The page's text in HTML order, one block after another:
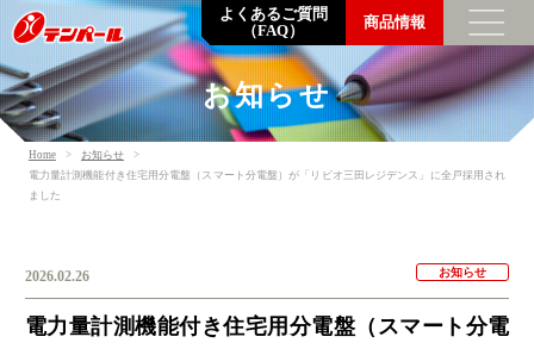
トップメッセージ
企業情報
沿革
環境の取り組み
調達方針
よくあるご質問
（FAQ）
商品情報
お知らせ
Home
お知らせ
電力量計測機能付き住宅用分電盤（スマート分電盤）が「リビオ三田レジデンス」に全戸採用され
ました
電力量計測機能付き住宅用分電盤（スマート分電
2026.02.26 お知らせ